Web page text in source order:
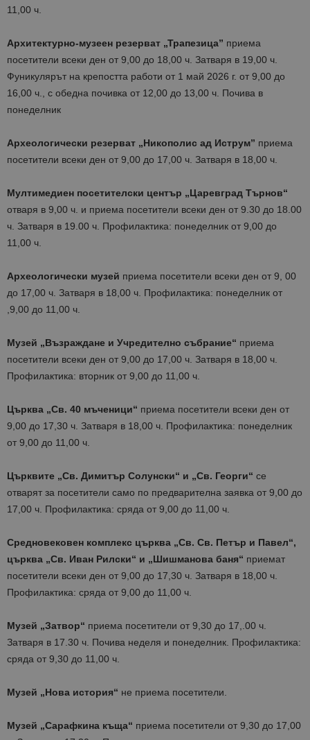
11,00 ч.
Архитектурно-музеен резерват „Трапезица” приема
посетители всеки ден от 9,00 до 18,00 ч. Затваря в 19,00 ч.
Фуникулярът на крепостта работи от 1 май 2026 г. от 9,00 до
16,00 ч., с обедна почивка от 12,00 до 13,00 ч. Почива в
понеделник
Археологически резерват „Никополис ад Иструм” приема
посетители всеки ден от 9,00 до 17,00 ч. Затваря в 18,00 ч.
Мултимедиен посетителски център „Царевград Търнов“
отваря в 9,00 ч. и приема посетители всеки ден от 9.30 до 18.00
ч. Затваря в 19.00 ч. Профилактика: понеделник от 9,00 до
11,00 ч.
Археологически музей приема посетители всеки ден от 9, 00
до 17,00 ч. Затваря в 18,00 ч. Профилактика: понеделник от
,9,00 до 11,00 ч.
Музей „Възраждане и Учредително събрание“ приема
посетители всеки ден от 9,00 до 17,00 ч. Затваря в 18,00 ч.
Профилактика: вторник от 9,00 до 11,00 ч.
Църква „Св. 40 мъченици“ приема посетители всеки ден от
9,00 до 17,30 ч. Затваря в 18,00 ч. Профилактика: понеделник
от 9,00 до 11,00 ч.
Църквите „Св. Димитър Солунски“ и „Св. Георги“ се
отварят за посетители само по предварителна заявка от 9,00 до
17,00 ч. Профилактика: сряда от 9,00 до 11,00 ч.
Средновековен комплекс църква „Св. Св. Петър и Павел“,
църква „Св. Иван Рилски“ и „Шишманова баня“ приемат
посетители всеки ден от 9,00 до 17,30 ч. Затваря в 18,00 ч.
Профилактика: сряда от 9,00 до 11,00 ч.
Музей „Затвор“ приема посетители от 9,30 до 17,.00 ч.
Затваря в 17.30 ч. Почива неделя и понеделник. Профилактика:
сряда от 9,30 до 11,00 ч.
Музей „Нова история“ не приема посетители.
Музей „Сарафкина къща“ приема посетители от 9,30 до 17,00